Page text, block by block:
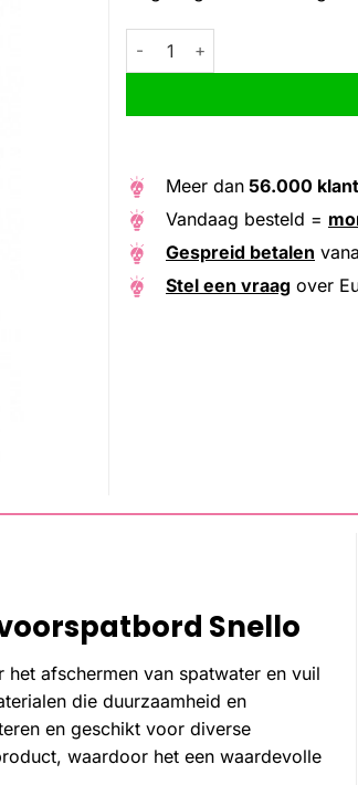
Eurofender voorspatbord
Alternative:
Meer dan 56.000
Vandaag besteld =
Gespreid betalen
Stel een vraag over
Snello
afschermen van spatwater en vuil
die duurzaamheid en
en geschikt voor diverse
waardoor het een waardevolle